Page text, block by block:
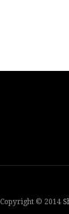
Copyright © 2014